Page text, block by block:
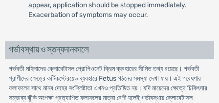
appear, application should be stopped immediately.
Exacerbation of symptoms may occur.
গর্ভাবস্থায় ও স্তন্যদানকালে
গর্ভবতী মহিলাদের ক্লোবেটাসল প্রোপিওনেট ক্রিম ব্যবহারের সীমিত তথ্য রয়েছে। গর্ভবতী
প্রাণীদের ক্ষেত্রে কর্টিকস্টেরয়েড ব্যবহারে Fetus গঠনের সমস্যা দেখা যায়। এই গবেষণার
ফলাফলের সাথে মানব দেহের সংশ্লিষ্টাতা এখনও প্রতিষ্ঠিত নয়। যদি মায়েদের ক্ষেত্রে চিকিৎসার
সম্ভাব্য ঝুঁকি অপেক্ষা প্রত্যাশিত ফলাফলের মাত্রা বেশী হলেই গর্ভাবস্থায় ক্লোবেটাসল